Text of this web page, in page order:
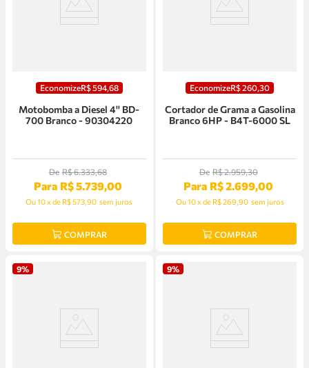
EconomizeR$594,68
Motobomba a Diesel 4'' BD-
700 Branco - 90304220
De R$6.333,68
Para R$5.739,00
Ou10xde R$ 573,90 sem juros
COMPRAR
EconomizeR$260,30
Cortador de Grama a Gasolina
Branco 6HP - B4T-6000 SL
De R$2.959,30
Para R$2.699,00
Ou10xde R$ 269,90 sem juros
COMPRAR
9% 9%